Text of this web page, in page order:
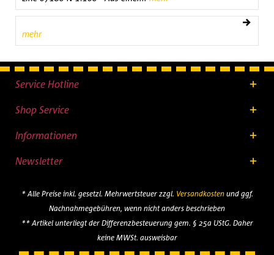
mehr
Service Hotline
Shop Service
Informationen
Newsletter
* Alle Preise inkl. gesetzl. Mehrwertsteuer zzgl. Versandkostenund ggf.
Nachnahmegebühren, wenn nicht anders beschrieben
** Artikel unterliegt der Differenzbesteuerung gem. § 25a UStG. Daher
keine MWSt. ausweisbar